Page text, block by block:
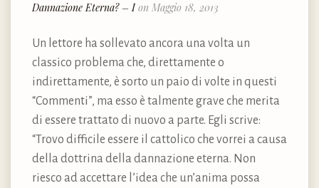
Dannazione Eterna? – Ion Maggio 18, 2013
Un lettore ha sollevato ancora una volta un
classico problema che, direttamente o
indirettamente, è sorto un paio di volte in questi
“Commenti”, ma esso è talmente grave che merita
di essere trattato di nuovo a parte. Egli scrive:
“Trovo difficile essere il cattolico che vorrei a causa
della dottrina della dannazione eterna. Non
riesco ad accettare l’idea che un’anima possa